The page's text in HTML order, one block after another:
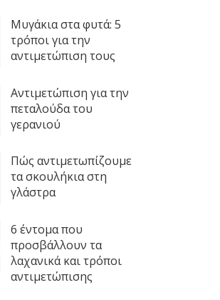
Μυγάκια στα φυτά: 5
τρόποι για την
αντιμετώπιση τους
Αντιμετώπιση για την
πεταλούδα του
γερανιού
Πώς αντιμετωπίζουμε
τα σκουλήκια στη
γλάστρα
6 έντομα που
προσβάλλουν τα
λαχανικά και τρόποι
αντιμετώπισης